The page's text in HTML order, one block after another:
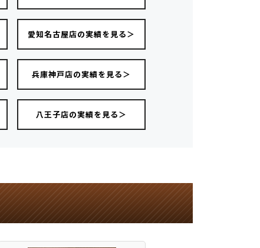
愛知名古屋店の実績を見る＞
兵庫神戸店の実績を見る＞
八王子店の実績を見る＞